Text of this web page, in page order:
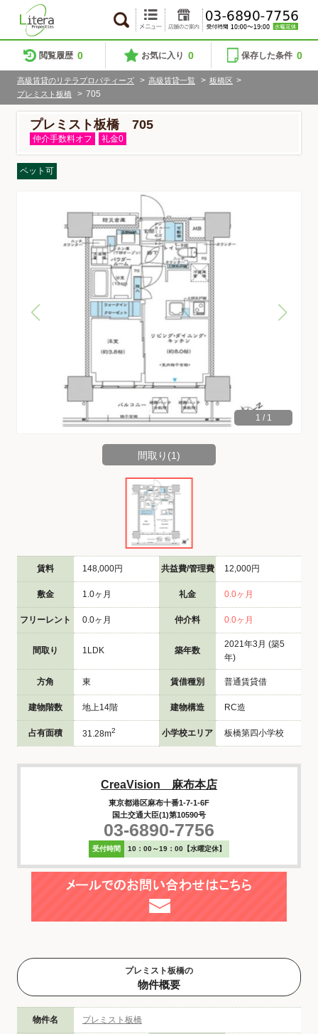
閲覧履歴 0 お気に入り 0 保存した条件 0
高級賃貸のリテラプロパティーズ > 高級賃貸一覧 > 板橋区 >
プレミスト板橋 > 705
プレミスト板橋 705
仲介手数料オフ 礼金0
ペット可
1 / 1
間取り(1)
賃料 148,000円 共益費/管理費 12,000円
敷金 1.0ヶ月 礼金 0.0ヶ月
フリーレント 0.0ヶ月 仲介料 0.0ヶ月
間取り 1LDK 築年数
2021年3月 (築5
年)
方角 東 賃借種別 普通賃貸借
建物階数 地上14階 建物構造 RC造
占有面積 31.28m2 小学校エリア 板橋第四小学校
CreaVision 麻布本店
東京都港区麻布十番1-7-1-6F
国土交通大臣(1)第10590号
03-6890-7756
受付時間 10：00～19：00【水曜定休】
プレミスト板橋の
物件概要
物件名 プレミスト板橋